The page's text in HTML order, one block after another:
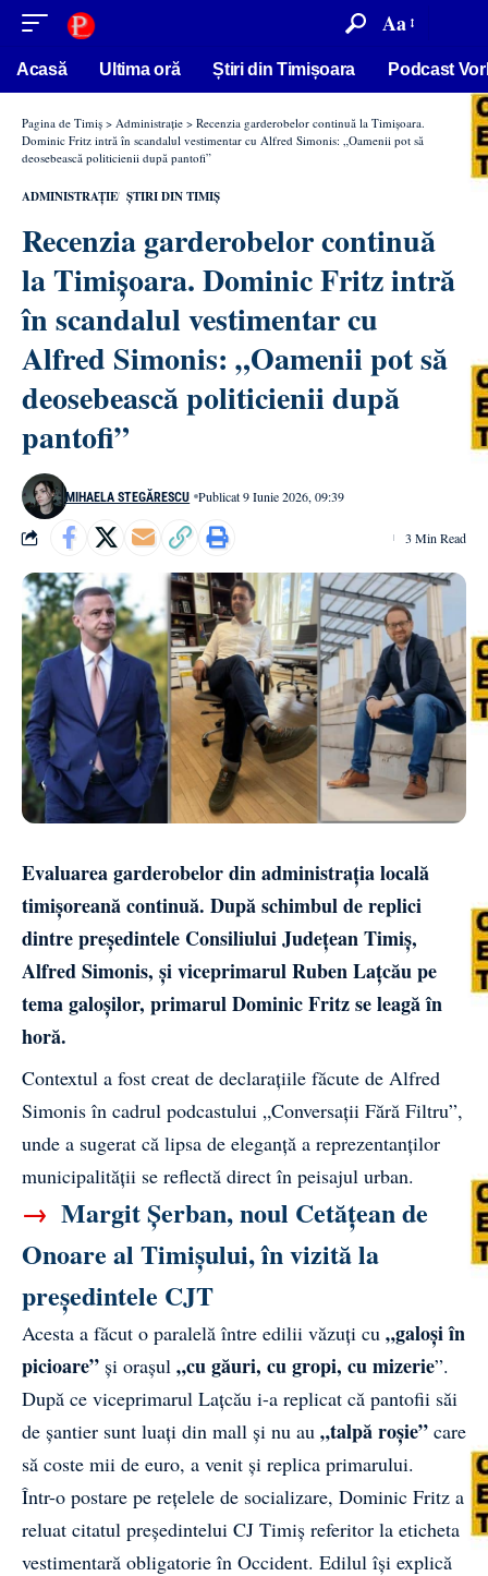
conținut Aa
Acasă Ultima oră Știri din Timișoara Podcast
Pagina de Timiș > Administrație > Recenzia garderobelor continuă la Timișoara.
Dominic Fritz intră în scandalul vestimentar cu Alfred Simonis: „Oamenii pot să
deosebească politicienii după pantofi”
ADMINISTRAȚIE ȘTIRI DIN TIMIȘ
Recenzia garderobelor continuă
la Timișoara. Dominic Fritz intră
în scandalul vestimentar cu
Alfred Simonis: „Oamenii pot să
deosebească politicienii după
pantofi”
MIHAELA STEGĂRESCU Publicat 9 Iunie 2026, 09:39
3 Min Read
Evaluarea garderobelor din administrația locală
timișoreană continuă. După schimbul de replici
dintre președintele Consiliului Județean Timiș,
Alfred Simonis, și viceprimarul Ruben Lațcău pe
tema galoșilor, primarul Dominic Fritz se leagă în
horă.
Contextul a fost creat de declarațiile făcute de Alfred
Simonis în cadrul podcastului „Conversații Fără Filtru”,
unde a sugerat că lipsa de eleganță a reprezentanților
municipalității se reflectă direct în peisajul urban.
→ Margit Șerban, noul Cetățean de
Onoare al Timișului, în vizită la
președintele CJT
Acesta a făcut o paralelă între edilii văzuți cu „galoși în
picioare” și orașul „cu găuri, cu gropi, cu mizerie”.
După ce viceprimarul Lațcău i-a replicat că pantofii săi
de șantier sunt luați din mall și nu au „talpă roșie” care
să coste mii de euro, a venit și replica primarului.
Într-o postare pe rețelele de socializare, Dominic Fritz a
reluat citatul președintelui CJ Timiș referitor la eticheta
vestimentară obligatorie în Occident. Edilul își explică